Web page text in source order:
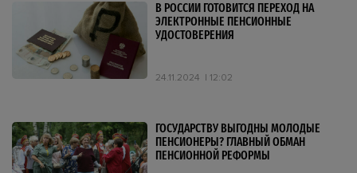
В РОССИИ ГОТОВИТСЯ ПЕРЕХОД НА
ЭЛЕКТРОННЫЕ ПЕНСИОННЫЕ
УДОСТОВЕРЕНИЯ
24.11.2024 12:02
ГОСУДАРСТВУ ВЫГОДНЫ МОЛОДЫЕ
ПЕНСИОНЕРЫ? ГЛАВНЫЙ ОБМАН
ПЕНСИОННОЙ РЕФОРМЫ